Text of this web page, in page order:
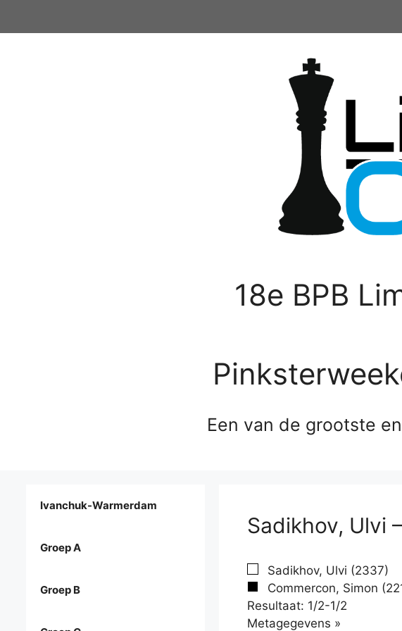
18e BPB
Een van de grootste
Sadikhov, Ulvi
Sadikhov, Ulvi (2337)
Commercon, Simon
Resultaat: 1/2-1/2
Metagegevens »
Ivanchuk-Warmerdam
Groep A
Groep B